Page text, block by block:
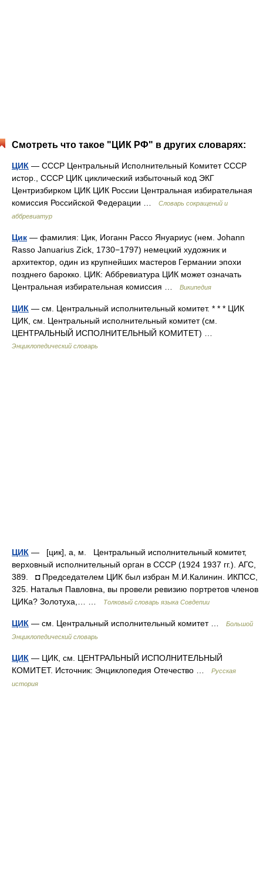
Смотреть что такое "ЦИК РФ" в других словарях:
ЦИК — СССР Центральный Исполнительный Комитет СССР
истор., СССР ЦИК циклический избыточный код ЭКГ
Центризбирком ЦИК ЦИК России Центральная избирательная
комиссия Российской Федерации …
Словарь сокращений и
аббревиатур
Цик — фамилия: Цик, Иоганн Рассо Януариус (нем. Johann
Rasso Januarius Zick, 1730−1797) немецкий художник и
архитектор, один из крупнейших мастеров Германии эпохи
позднего барокко. ЦИК: Аббревиатура ЦИК может означать
Центральная избирательная комиссия …
Википедия
ЦИК — см. Центральный исполнительный комитет. * * * ЦИК
ЦИК, см. Центральный исполнительный комитет (см.
ЦЕНТРАЛЬНЫЙ ИСПОЛНИТЕЛЬНЫЙ КОМИТЕТ) …
Энциклопедический словарь
ЦИК — [цик], а, м. Центральный исполнительный комитет,
верховный исполнительный орган в СССР (1924 1937 гг.). АГС,
389. ◘ Председателем ЦИК был избран М.И.Калинин. ИКПСС,
325. Наталья Павловна, вы провели ревизию портретов членов
ЦИКа? Золотуха,… …
Толковый словарь языка Совдепии
ЦИК — см. Центральный исполнительный комитет …
Большой
Энциклопедический словарь
ЦИК — ЦИК, см. ЦЕНТРАЛЬНЫЙ ИСПОЛНИТЕЛЬНЫЙ
КОМИТЕТ. Источник: Энциклопедия Отечество …
Русская
история